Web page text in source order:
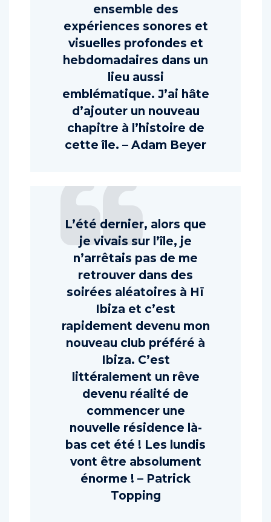
ensemble des
expériences sonores et
visuelles profondes et
hebdomadaires dans un
lieu aussi
emblématique. J’ai hâte
d’ajouter un nouveau
chapitre à l’histoire de
cette île. – Adam Beyer
L’été dernier, alors que
je vivais sur l’île, je
n’arrêtais pas de me
retrouver dans des
soirées aléatoires à Hï
Ibiza et c’est
rapidement devenu mon
nouveau club préféré à
Ibiza. C’est
littéralement un rêve
devenu réalité de
commencer une
nouvelle résidence là-
bas cet été ! Les lundis
vont être absolument
énorme ! – Patrick
Topping